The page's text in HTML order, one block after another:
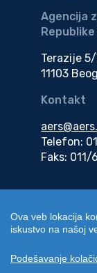
Agencija
Terazije
11103
Kontakt
Telefon:
Faks: 011/
Ova veb lokacija
iskustvo na našoj
Podešavanje